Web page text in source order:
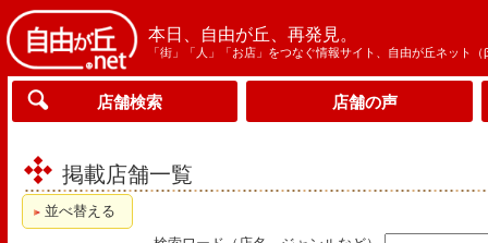
本日、自由が丘、再発見。
「街」「人」「お店」をつなぐ情報サイト、自由が丘ネット（
店舗検索 店舗の声
掲載店舗一覧
並べ替える